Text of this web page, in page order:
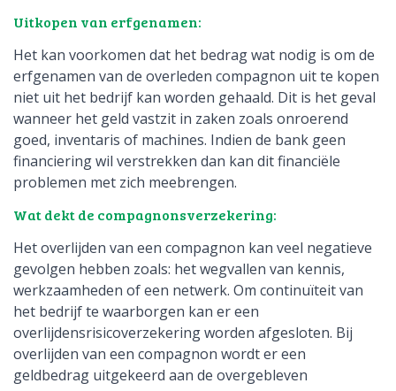
Uitkopen van erfgenamen:
Het kan voorkomen dat het bedrag wat nodig is om de
erfgenamen van de overleden compagnon uit te kopen
niet uit het bedrijf kan worden gehaald. Dit is het geval
wanneer het geld vastzit in zaken zoals onroerend
goed, inventaris of machines. Indien de bank geen
financiering wil verstrekken dan kan dit financiële
problemen met zich meebrengen.
Wat dekt de compagnonsverzekering:
Het overlijden van een compagnon kan veel negatieve
gevolgen hebben zoals: het wegvallen van kennis,
werkzaamheden of een netwerk. Om continuïteit van
het bedrijf te waarborgen kan er een
overlijdensrisicoverzekering worden afgesloten. Bij
overlijden van een compagnon wordt er een
geldbedrag uitgekeerd aan de overgebleven